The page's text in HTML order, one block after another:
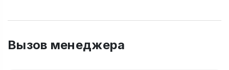
Вызов менеджера